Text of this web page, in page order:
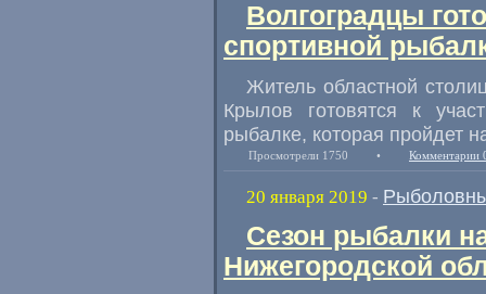
Волгоградцы
спортивной
Житель областной
Крылов готовятся к
рыбалке, которая пройдет
Просмотрели 1750 • Комментарии
20 января 2019 -
Cезон рыбалки
Нижегородской